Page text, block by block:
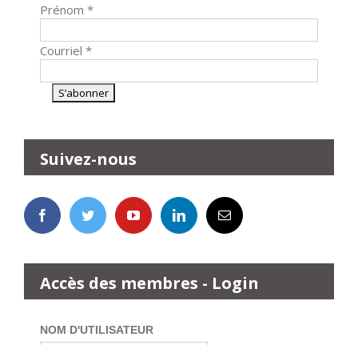
Prénom *
Courriel *
Suivez-nous
Accès des membres - Login
NOM D'UTILISATEUR